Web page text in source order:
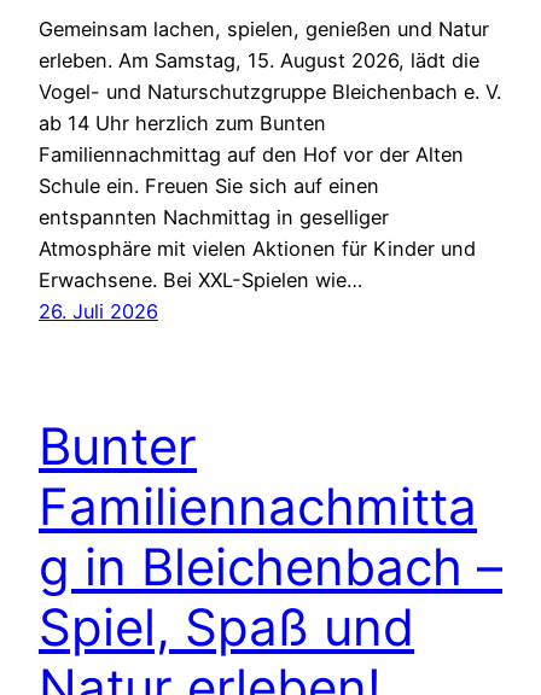
Gemeinsam lachen, spielen, genießen und Natur
erleben. Am Samstag, 15. August 2026, lädt die
Vogel- und Naturschutzgruppe Bleichenbach e. V.
ab 14 Uhr herzlich zum Bunten
Familiennachmittag auf den Hof vor der Alten
Schule ein. Freuen Sie sich auf einen
entspannten Nachmittag in geselliger
Atmosphäre mit vielen Aktionen für Kinder und
Erwachsene. Bei XXL-Spielen wie…
26. Juli 2026
Bunter
Familiennachmitta
g in Bleichenbach –
Spiel, Spaß und